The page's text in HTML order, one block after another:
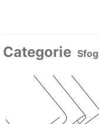
Categorie